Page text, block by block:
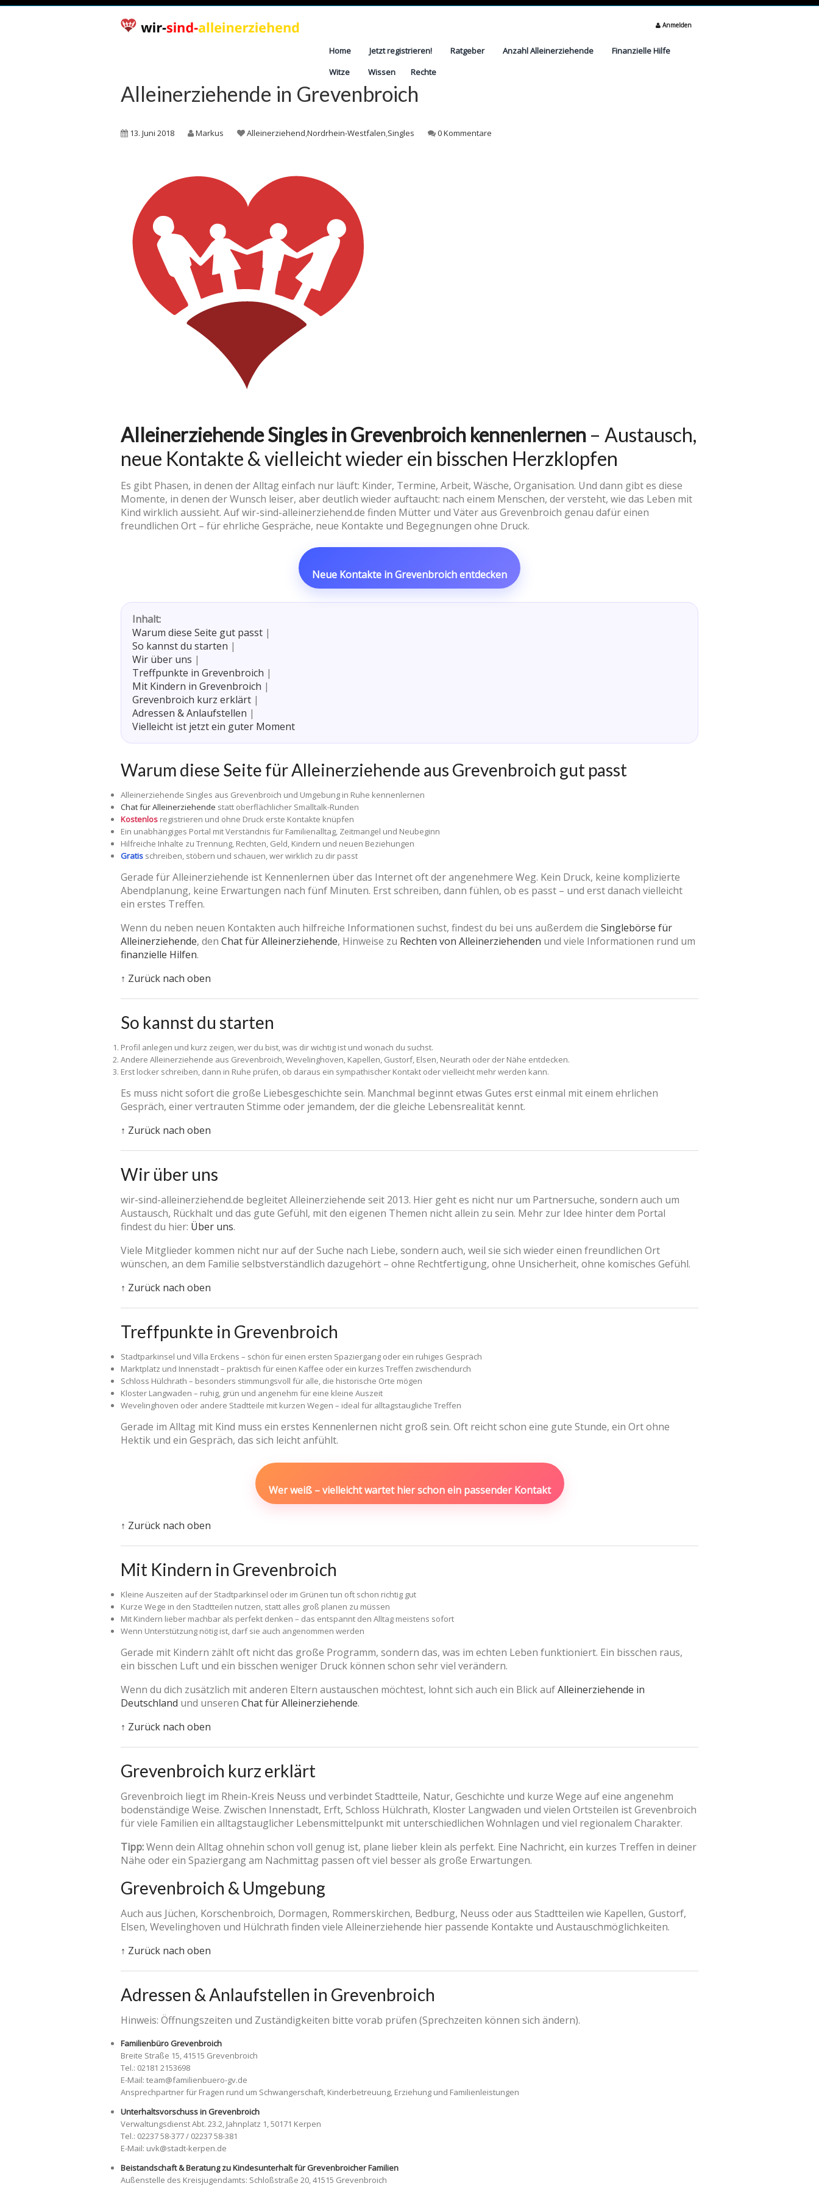
Anmelden
Home Jetzt registrieren! Ratgeber Anzahl Alleinerziehende
Finanzielle Hilfe
Witze
Wissen Rechte
Alleinerziehende in Grevenbroich
13. Juni 2018 Markus Alleinerziehend,Nordrhein-Westfalen,Singles 0 Kommentare
Alleinerziehende Singles in Grevenbroich kennenlernen – Austausch,
neue Kontakte & vielleicht wieder ein bisschen Herzklopfen
Es gibt Phasen, in denen der Alltag einfach nur läuft: Kinder, Termine, Arbeit, Wäsche, Organisation. Und dann gibt es diese
Momente, in denen der Wunsch leiser, aber deutlich wieder auftaucht: nach einem Menschen, der versteht, wie das Leben mit
Kind wirklich aussieht. Auf wir-sind-alleinerziehend.de finden Mütter und Väter aus Grevenbroich genau dafür einen
freundlichen Ort – für ehrliche Gespräche, neue Kontakte und Begegnungen ohne Druck.
Neue Kontakte in Grevenbroich entdecken
Inhalt:
Warum diese Seite gut passt |
So kannst du starten |
Wir über uns |
Treffpunkte in Grevenbroich |
Mit Kindern in Grevenbroich |
Grevenbroich kurz erklärt |
Adressen & Anlaufstellen |
Vielleicht ist jetzt ein guter Moment
Warum diese Seite für Alleinerziehende aus Grevenbroich gut passt
Alleinerziehende Singles aus Grevenbroich und Umgebung in Ruhe kennenlernen
Chat für Alleinerziehende statt oberflächlicher Smalltalk-Runden
Kostenlos registrieren und ohne Druck erste Kontakte knüpfen
Ein unabhängiges Portal mit Verständnis für Familienalltag, Zeitmangel und Neubeginn
Hilfreiche Inhalte zu Trennung, Rechten, Geld, Kindern und neuen Beziehungen
Gratis schreiben, stöbern und schauen, wer wirklich zu dir passt
Gerade für Alleinerziehende ist Kennenlernen über das Internet oft der angenehmere Weg. Kein Druck, keine komplizierte
Abendplanung, keine Erwartungen nach fünf Minuten. Erst schreiben, dann fühlen, ob es passt – und erst danach vielleicht
ein erstes Treffen.
Wenn du neben neuen Kontakten auch hilfreiche Informationen suchst, findest du bei uns außerdem die Singlebörse für
Alleinerziehende, den Chat für Alleinerziehende, Hinweise zu Rechten von Alleinerziehenden und viele Informationen rund um
finanzielle Hilfen.
↑ Zurück nach oben
So kannst du starten
Profil anlegen und kurz zeigen, wer du bist, was dir wichtig ist und wonach du suchst.
Andere Alleinerziehende aus Grevenbroich, Wevelinghoven, Kapellen, Gustorf, Elsen, Neurath oder der Nähe entdecken.
Erst locker schreiben, dann in Ruhe prüfen, ob daraus ein sympathischer Kontakt oder vielleicht mehr werden kann.
Es muss nicht sofort die große Liebesgeschichte sein. Manchmal beginnt etwas Gutes erst einmal mit einem ehrlichen
Gespräch, einer vertrauten Stimme oder jemandem, der die gleiche Lebensrealität kennt.
↑ Zurück nach oben
Wir über uns
wir-sind-alleinerziehend.de begleitet Alleinerziehende seit 2013. Hier geht es nicht nur um Partnersuche, sondern auch um
Austausch, Rückhalt und das gute Gefühl, mit den eigenen Themen nicht allein zu sein. Mehr zur Idee hinter dem Portal
findest du hier: Über uns.
Viele Mitglieder kommen nicht nur auf der Suche nach Liebe, sondern auch, weil sie sich wieder einen freundlichen Ort
wünschen, an dem Familie selbstverständlich dazugehört – ohne Rechtfertigung, ohne Unsicherheit, ohne komisches Gefühl.
↑ Zurück nach oben
Treffpunkte in Grevenbroich
Stadtparkinsel und Villa Erckens – schön für einen ersten Spaziergang oder ein ruhiges Gespräch
Marktplatz und Innenstadt – praktisch für einen Kaffee oder ein kurzes Treffen zwischendurch
Schloss Hülchrath – besonders stimmungsvoll für alle, die historische Orte mögen
Kloster Langwaden – ruhig, grün und angenehm für eine kleine Auszeit
Wevelinghoven oder andere Stadtteile mit kurzen Wegen – ideal für alltagstaugliche Treffen
Gerade im Alltag mit Kind muss ein erstes Kennenlernen nicht groß sein. Oft reicht schon eine gute Stunde, ein Ort ohne
Hektik und ein Gespräch, das sich leicht anfühlt.
Wer weiß – vielleicht wartet hier schon ein passender Kontakt
↑ Zurück nach oben
Mit Kindern in Grevenbroich
Kleine Auszeiten auf der Stadtparkinsel oder im Grünen tun oft schon richtig gut
Kurze Wege in den Stadtteilen nutzen, statt alles groß planen zu müssen
Mit Kindern lieber machbar als perfekt denken – das entspannt den Alltag meistens sofort
Wenn Unterstützung nötig ist, darf sie auch angenommen werden
Gerade mit Kindern zählt oft nicht das große Programm, sondern das, was im echten Leben funktioniert. Ein bisschen raus,
ein bisschen Luft und ein bisschen weniger Druck können schon sehr viel verändern.
Wenn du dich zusätzlich mit anderen Eltern austauschen möchtest, lohnt sich auch ein Blick aufAlleinerziehende in
Deutschland und unseren Chat für Alleinerziehende.
↑ Zurück nach oben
Grevenbroich kurz erklärt
Grevenbroich liegt im Rhein-Kreis Neuss und verbindet Stadtteile, Natur, Geschichte und kurze Wege auf eine angenehm
bodenständige Weise. Zwischen Innenstadt, Erft, Schloss Hülchrath, Kloster Langwaden und vielen Ortsteilen ist Grevenbroich
für viele Familien ein alltagstauglicher Lebensmittelpunkt mit unterschiedlichen Wohnlagen und viel regionalem Charakter.
Tipp:Wenn dein Alltag ohnehin schon voll genug ist, plane lieber klein als perfekt. Eine Nachricht, ein kurzes Treffen in deiner
Nähe oder ein Spaziergang am Nachmittag passen oft viel besser als große Erwartungen.
Grevenbroich & Umgebung
Auch aus Jüchen, Korschenbroich, Dormagen, Rommerskirchen, Bedburg, Neuss oder aus Stadtteilen wie Kapellen, Gustorf,
Elsen, Wevelinghoven und Hülchrath finden viele Alleinerziehende hier passende Kontakte und Austauschmöglichkeiten.
↑ Zurück nach oben
Adressen & Anlaufstellen in Grevenbroich
Hinweis: Öffnungszeiten und Zuständigkeiten bitte vorab prüfen (Sprechzeiten können sich ändern).
Familienbüro Grevenbroich
Breite Straße 15, 41515 Grevenbroich
Tel.: 02181 2153698
E-Mail: team@familienbuero-gv.de
Ansprechpartner für Fragen rund um Schwangerschaft, Kinderbetreuung, Erziehung und Familienleistungen
Unterhaltsvorschuss in Grevenbroich
Verwaltungsdienst Abt. 23.2, Jahnplatz 1, 50171 Kerpen
Tel.: 02237 58-377 / 02237 58-381
E-Mail: uvk@stadt-kerpen.de
Beistandschaft & Beratung zu Kindesunterhalt für Grevenbroicher Familien
Außenstelle des Kreisjugendamts: Schloßstraße 20, 41515 Grevenbroich